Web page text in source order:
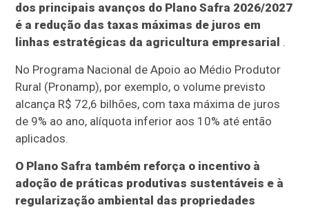
dos principais avanços do Plano Safra 2026/2027
é a redução das taxas máximas de juros em
linhas estratégicas da agricultura empresarial .
No Programa Nacional de Apoio ao Médio Produtor
Rural (Pronamp), por exemplo, o volume previsto
alcança R$ 72,6 bilhões, com taxa máxima de juros
de 9% ao ano, alíquota inferior aos 10% até então
aplicados.
O Plano Safra também reforça o incentivo à
adoção de práticas produtivas sustentáveis e à
regularização ambiental das propriedades